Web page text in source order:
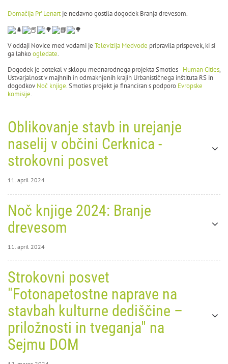
Domačija Pr' Lenartje nedavno gostila dogodek Branja drevesom.
V oddaji Novice med vodami je Televizija Medvode pripravila prispevek, ki si
ga lahkoogledate.
Dogodek je potekal v sklopu mednarodnega projekta Smoties - Human Cities,
Ustvarjalnost v majhnih in odmaknjenih krajih Urbanističnega inštituta RS in
dogodkov Noč knjige. Smoties projekt je financiran s podporo Evropske
komisije.
Oblikovanje stavb in urejanje
naselij v občini Cerknica -
strokovni posvet
11. april 2024
Oblikovanje stavb in urejanje
naselij v občini Cerknica -
strokovni posvet
Noč knjige 2024: Branje
drevesom
11. april 2024
Noč
knjige
Strokovni posvet
"Fotonapetostne naprave na
stavbah kulturne dediščine –
priložnosti in tveganja" na
Sejmu DOM